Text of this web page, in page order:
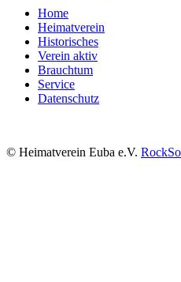
Home
Heimatverein
Historisches
Verein aktiv
Brauchtum
Service
Datenschutz
© Heimatverein Euba e.V.